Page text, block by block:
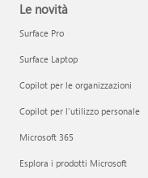
Le novità
Surface Pro
Surface Laptop
Copilot per le organizzazioni
Copilot per l'utilizzo personale
Microsoft 365
Esplora i prodotti Microsoft